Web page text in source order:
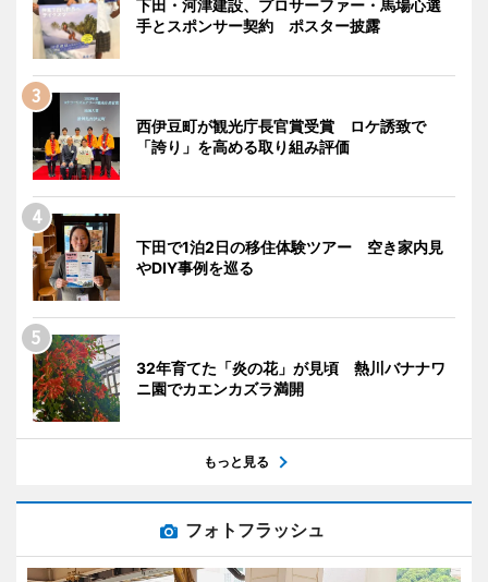
下田・河津建設、プロサーファー・馬場心選
手とスポンサー契約 ポスター披露
西伊豆町が観光庁長官賞受賞 ロケ誘致で
「誇り」を高める取り組み評価
下田で1泊2日の移住体験ツアー 空き家内見
やDIY事例を巡る
32年育てた「炎の花」が見頃 熱川バナナワ
ニ園でカエンカズラ満開
もっと見る
フォトフラッシュ